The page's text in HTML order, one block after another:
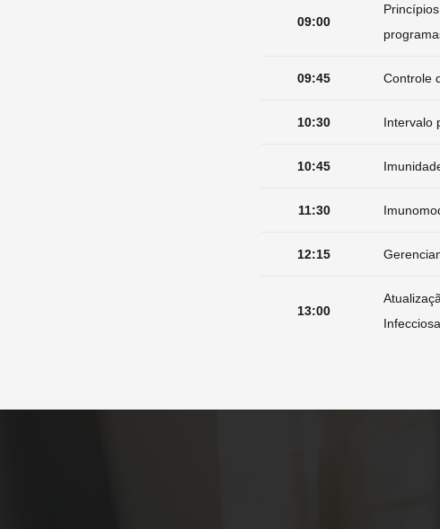
09:00
09:45 Controle
10:30 Intervalo
10:45
11:30
12:15
13:00